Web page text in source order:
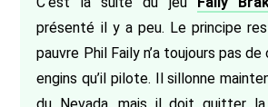
présenté il y a peu. Le principe
pauvre Phil Faily n’a toujours pas
engins qu’il pilote. Il sillonne